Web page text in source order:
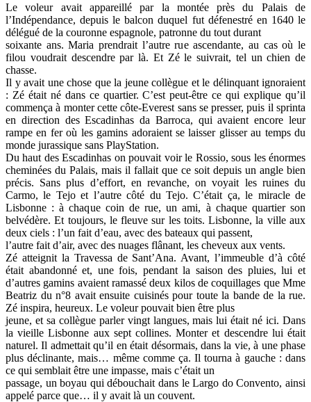
Le voleur avait appareillé par la montée près du Palais de
l’Indépendance, depuis le balcon duquel fut défenestré en 1640 le
délégué de la couronne espagnole, patronne du tout durant
soixante ans. Maria prendrait l’autre rue ascendante, au cas où le
filou voudrait descendre par là. Et Zé le suivrait, tel un chien de
chasse.
Il y avait une chose que la jeune collègue et le délinquant ignoraient
: Zé était né dans ce quartier. C’est peut-être ce qui explique qu’il
commença à monter cette côte-Everest sans se presser, puis il sprinta
en direction des Escadinhas da Barroca, qui avaient encore leur
rampe en fer où les gamins adoraient se laisser glisser au temps du
monde jurassique sans PlayStation.
Du haut des Escadinhas on pouvait voir le Rossio, sous les énormes
cheminées du Palais, mais il fallait que ce soit depuis un angle bien
précis. Sans plus d’effort, en revanche, on voyait les ruines du
Carmo, le Tejo et l’autre côté du Tejo. C’était ça, le miracle de
Lisbonne : à chaque coin de rue, un ami, à chaque quartier son
belvédère. Et toujours, le fleuve sur les toits. Lisbonne, la ville aux
deux ciels : l’un fait d’eau, avec des bateaux qui passent,
l’autre fait d’air, avec des nuages flânant, les cheveux aux vents.
Zé atteignit la Travessa de Sant’Ana. Avant, l’immeuble d’à côté
était abandonné et, une fois, pendant la saison des pluies, lui et
d’autres gamins avaient ramassé deux kilos de coquillages que Mme
Beatriz du n°8 avait ensuite cuisinés pour toute la bande de la rue.
Zé inspira, heureux. Le voleur pouvait bien être plus
jeune, et sa collègue parler vingt langues, mais lui était né ici. Dans
la vieille Lisbonne aux sept collines. Monter et descendre lui était
naturel. Il admettait qu’il en était désormais, dans la vie, à une phase
plus déclinante, mais… même comme ça. Il tourna à gauche : dans
ce qui semblait être une impasse, mais c’était un
passage, un boyau qui débouchait dans le Largo do Convento, ainsi
appelé parce que… il y avait là un couvent.